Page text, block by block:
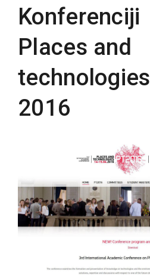
Konferenciji
Places and
technologies
2016